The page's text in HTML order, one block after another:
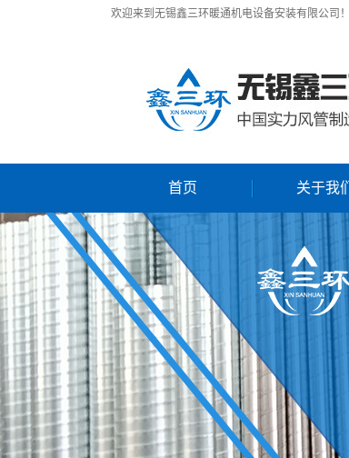
欢迎来到无锡鑫三环暖通机电设备安装有限公司！
首页 关于我们
联系我们